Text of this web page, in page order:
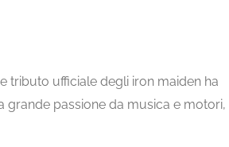
tributo ufficiale degli iron maiden ha
passione da musica e motori,